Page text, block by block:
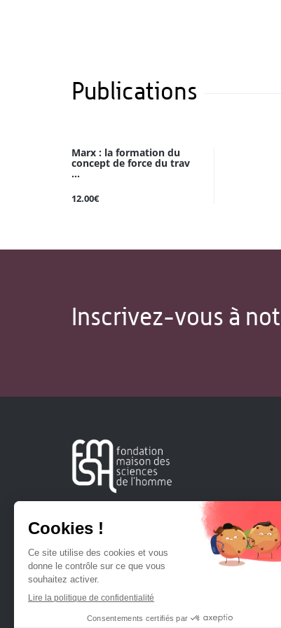
Publications
Marx : la formation du
concept de force du trav
...
12.00€
Inscrivez-vous à
Créée en 1963, la Fondation Maison Sciences de
soutient la recherche et la diffusion des
sciences humaines et sociales.